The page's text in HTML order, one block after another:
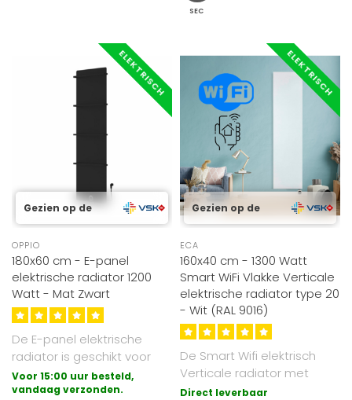
SEC
ELEKTRISCH
Gezien op de
OPPIO
180x60 cm - E-panel
elektrische radiator 1200
Watt - Mat Zwart
De E-panel elektrische
radiator is geschikt voor
vrijwel alle ruimtes, zoals
bad..
Voor 15:00 uur besteld,
vandaag verzonden.
ELEKTRISCH
Gezien op de
ECA
160x40 cm - 1300 Watt
Smart WiFi Vlakke Verticale
elektrische radiator type 20
- Wit (RAL 9016)
De Smart Wifi elektrisch
Verticale radiator met
draadloze bediening (wifi
Direct leverbaar